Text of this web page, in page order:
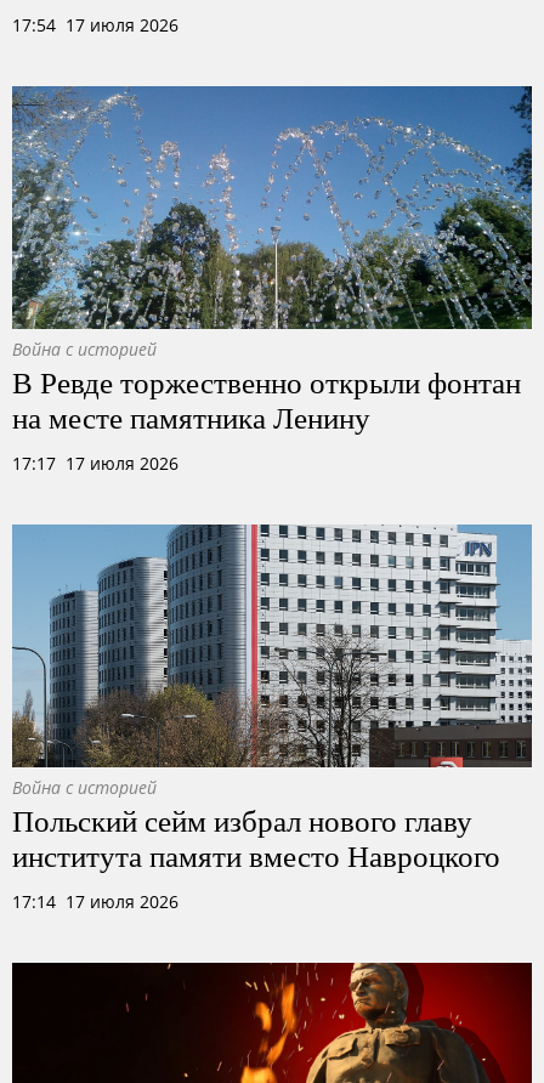
17:54 17 июля 2026
Война с историей
В Ревде торжественно открыли фонтан
на месте памятника Ленину
17:17 17 июля 2026
Война с историей
Польский сейм избрал нового главу
института памяти вместо Навроцкого
17:14 17 июля 2026